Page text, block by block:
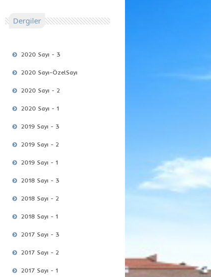
Dergiler
2020 Sayı - 3
2020 Sayı-ÖzelSayı
2020 Sayı - 2
2020 Sayı - 1
2019 Sayı - 3
2019 Sayı - 2
2019 Sayı - 1
2018 Sayı - 3
2018 Sayı - 2
2018 Sayı - 1
2017 Sayı - 3
2017 Sayı - 2
2017 Sayı - 1